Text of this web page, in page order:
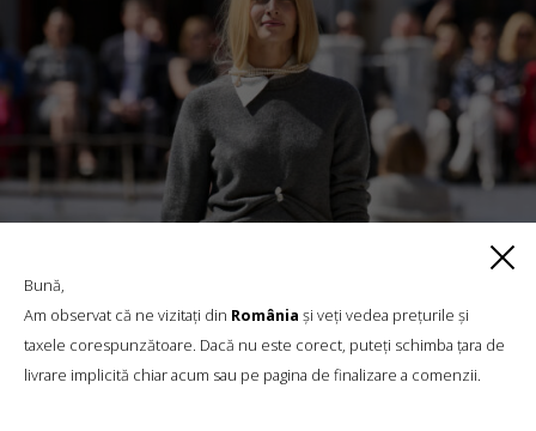
Bună,
Am observat că ne vizitați din România și veți vedea prețurile și
taxele corespunzătoare. Dacă nu este corect, puteți schimba țara de
livrare implicită chiar acum sau pe pagina de finalizare a comenzii.